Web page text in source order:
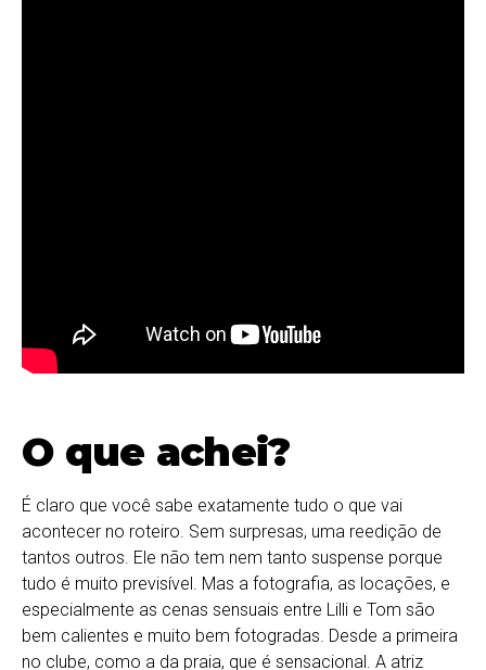
O que achei?
É claro que você sabe exatamente tudo o que vai
acontecer no roteiro. Sem surpresas, uma reedição de
tantos outros. Ele não tem nem tanto suspense porque
tudo é muito previsível. Mas a fotografia, as locações, e
especialmente as cenas sensuais entre Lilli e Tom são
bem calientes e muito bem fotogradas. Desde a primeira
no clube, como a da praia, que é sensacional. A atriz